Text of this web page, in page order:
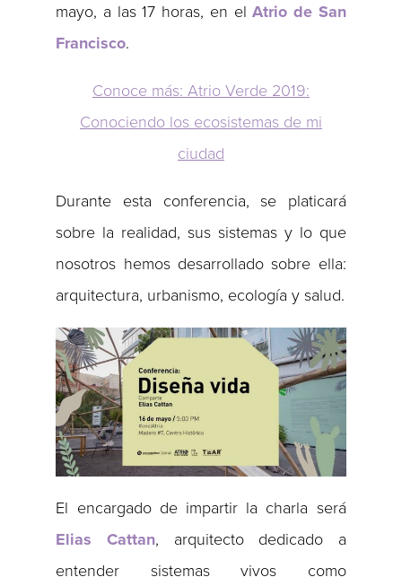
mayo, a las 17 horas, en elAtrio de San
Francisco.
Conoce más: Atrio Verde 2019:
Conociendo los ecosistemas de mi
ciudad
Durante esta conferencia, se platicará
sobre la realidad, sus sistemas y lo que
nosotros hemos desarrollado sobre ella:
arquitectura, urbanismo, ecología y salud.
El encargado de impartir la charla será
Elias Cattan, arquitecto dedicado a
entender sistemas vivos como